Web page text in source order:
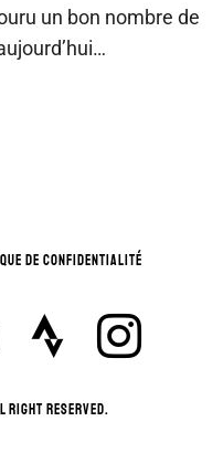
un bon nombre de
DE CONFIDENTIALITÉ
RESERVED.